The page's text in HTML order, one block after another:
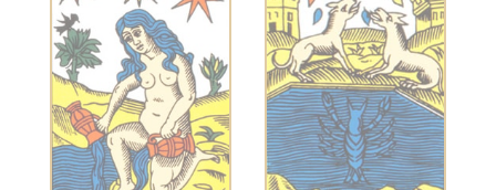
suggère souvent
que des moments
de calme et de
réflexion peuvent
apporter la clarté.
carte peut indiquer
des périodes de
confusion
émotionnelle ou
l’appel à écouter
votre intuition.